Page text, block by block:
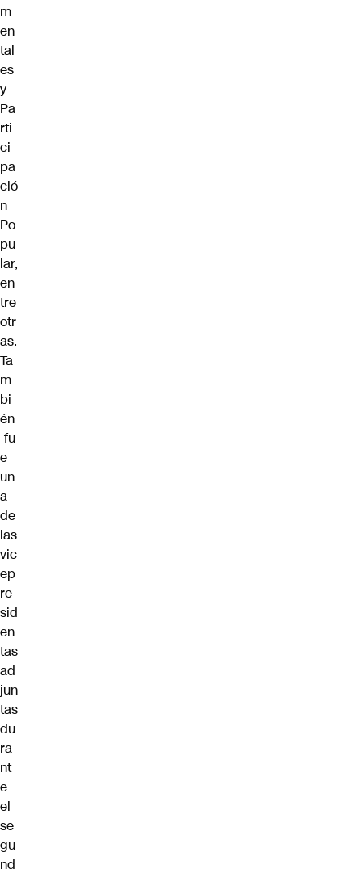
m
en
tal
es
y
Pa
rti
ci
pa
ció
n
Po
pu
lar,
en
tre
otr
as.
Ta
m
bi
én
fu
e
un
a
de
las
vic
ep
re
sid
en
tas
ad
jun
tas
du
ra
nt
e
el
se
gu
nd